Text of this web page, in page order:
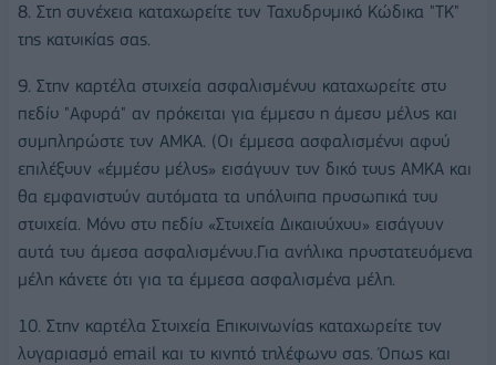
8. Στη συνέχεια καταχωρείτε τον Ταχυδρομικό Κώδικα "ΤΚ"
της κατοικίας σας.
9. Στην καρτέλα στοιχεία ασφαλισμένου καταχωρείτε στο
πεδίο "Αφορά" αν πρόκειται για έμμεσο η άμεσο μέλος και
συμπληρώστε τον ΑΜΚΑ. (Οι έμμεσα ασφαλισμένοι αφού
επιλέξουν «έμμέσο μέλος» εισάγουν τον δικό τους ΑΜΚΑ και
θα εμφανιστούν αυτόματα τα υπόλοιπα προσωπικά του
στοιχεία. Μόνο στο πεδίο «Στοιχεία Δικαιούχου» εισάγουν
αυτά του άμεσα ασφαλισμένου.Για ανήλικα προστατευόμενα
μέλη κάνετε ότι για τα έμμεσα ασφαλισμένα μέλη.
10. Στην καρτέλα Στοιχεία Επικοινωνίας καταχωρείτε τον
λογαριασμό email και το κινητό τηλέφωνο σας. Όπως και